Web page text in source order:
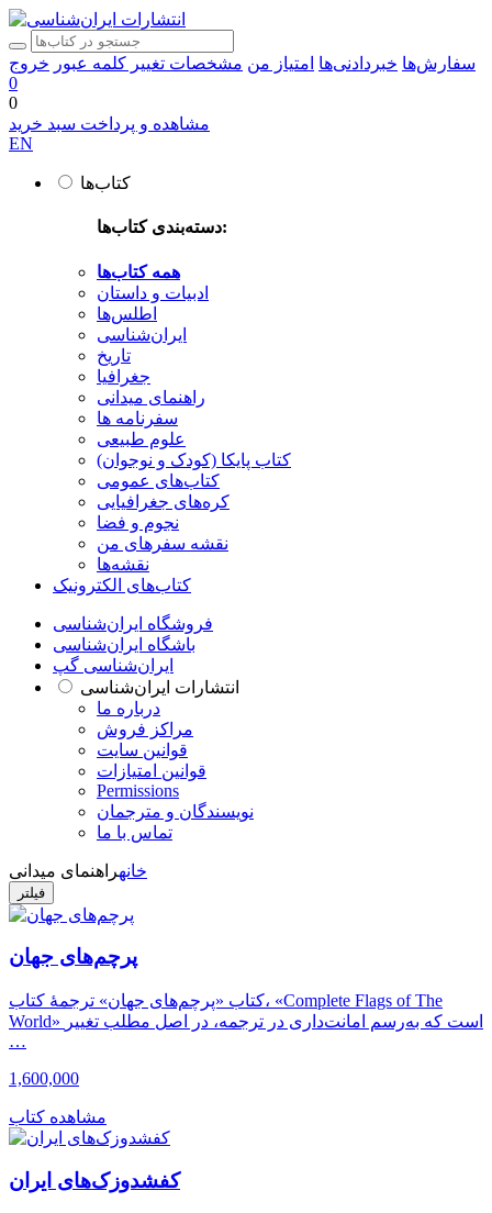
سفارش‌ها خبردادنی‌ها امتیاز من مشخصات تغییر کلمه عبور خروج
0
0
مشاهده و پرداخت سبد خرید
EN
کتاب‌ها
دسته‌بندی کتاب‌ها:
همه کتاب‌ها
ادبیات و داستان
اطلس‌ها
ایران‌شناسی
تاریخ
جغرافیا
راهنمای میدانی
سفرنامه‌ ها
علوم طبیعی
کتاب‌ پایکا (کودک و نوجوان)
کتاب‌های عمومی
کره‌های جغرافیایی
نجوم و فضا
نقشه سفرهای من
نقشه‌ها
کتاب‌های الکترونیک
فروشگاه ایران‌شناسی
باشگاه ایران‌شناسی
ایران‌شناسی گپ
انتشارات ایران‌شناسی
درباره ما
مراکز فروش
قوانین سایت
قوانین امتیازات
Permissions
نویسندگان و مترجمان
تماس با ما
خانهراهنمای میدانی
فیلتر
پرچم‌های جهان
کتاب «پرچم‌های جهان» ترجمهٔ کتاب، «Complete Flags of The
World» است که به‌رسم امانت‌داری در ترجمه، در اصل مطلب تغییر
…
1,600,000
مشاهده کتاب
کفشدوزک‌های ایران